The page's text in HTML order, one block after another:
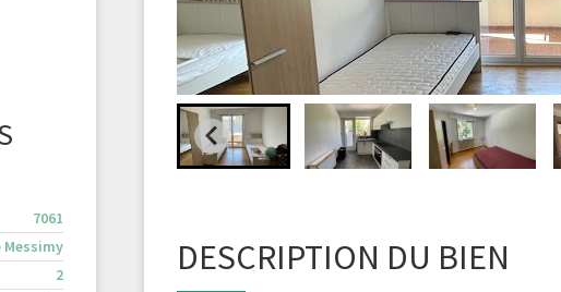
7061
Messimy
2
DESCRIPTION DU BIEN